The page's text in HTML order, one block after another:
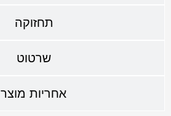
תחזוקה
שרטוט
אחריות מוצר